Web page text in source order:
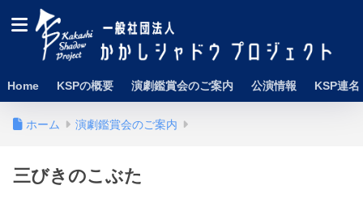
Home KSPの概要 演劇鑑賞会のご案内 公演情報 KSP連名
ホーム 演劇鑑賞会のご案内
三びきのこぶた